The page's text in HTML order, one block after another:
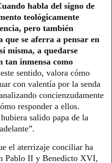
habla del signo de
teológicamente
pero también
que se aferra a pensar en
misma, a quedarse
inmensa como
sentido, valora cómo
con valentía por la senda
concienzudamente
responder a ellos.
salido papa de la
el aterrizaje conciliar ha
Pablo II y Benedicto XVI,